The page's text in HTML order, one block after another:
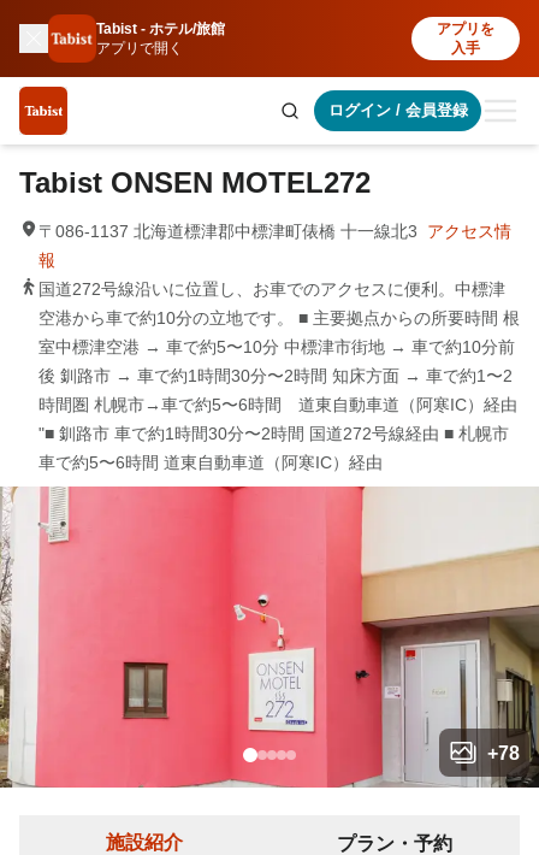
Tabist - ホテル/旅館
アプリで開く
アプリを
入手
ログイン/ 会員登録
+78
Tabist ONSEN MOTEL272
〒086-1137 北海道標津郡中標津町俵橋 十一線北3
アクセス情
報
国道272号線沿いに位置し、お車でのアクセスに便利。中標津
空港から車で約10分の立地です。 ■ 主要拠点からの所要時間 根
室中標津空港 → 車で約5〜10分 中標津市街地 → 車で約10分前
後 釧路市 → 車で約1時間30分〜2時間 知床方面 → 車で約1〜2
時間圏 札幌市→車で約5〜6時間 道東自動車道（阿寒IC）経由
"■ 釧路市 車で約1時間30分〜2時間 国道272号線経由 ■ 札幌市
車で約5〜6時間 道東自動車道（阿寒IC）経由
施設紹介 プラン・予約